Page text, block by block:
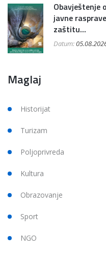
Obavještenje
javne
zaštitu...
Datum:
Maglaj
Historijat
Turizam
Poljoprivreda
Kultura
Obrazovanje
Sport
NGO